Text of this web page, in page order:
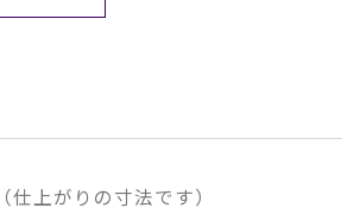
（仕上がりの寸法です）